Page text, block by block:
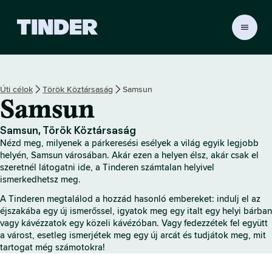
r
z
d
ő
o
a
l
Úti célok Török Köztársaság Samsun
Samsun
Samsun, Török Köztársaság
Nézd meg, milyenek a párkeresési esélyek a világ egyik legjobb
helyén, Samsun városában. Akár ezen a helyen élsz, akár csak el
szeretnél látogatni ide, a Tinderen számtalan helyivel
ismerkedhetsz meg.
A Tinderen megtalálod a hozzád hasonló embereket: indulj el az
éjszakába egy új ismerőssel, igyatok meg egy italt egy helyi bárban
vagy kávézzatok egy közeli kávézóban. Vagy fedezzétek fel együtt
a várost, esetleg ismerjétek meg egy új arcát és tudjátok meg, mit
tartogat még számotokra!